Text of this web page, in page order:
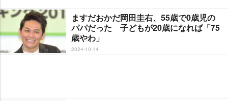
ますだおかだ岡田圭右、55歳で0歳児の
パパだった 子どもが20歳になれば「75
歳やわ」
2024-10-14